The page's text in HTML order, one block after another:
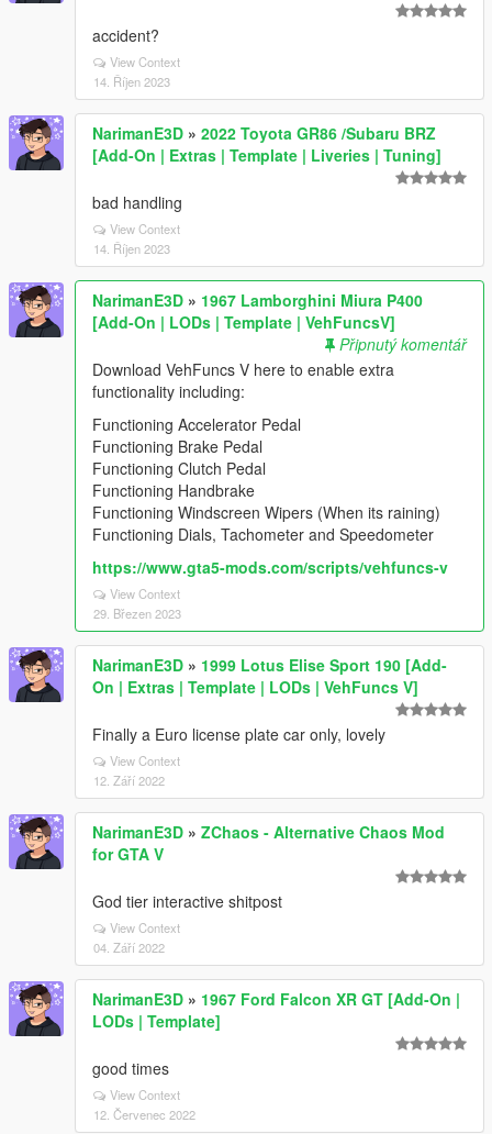
accident?
View Context
14. Říjen 2023
NarimanE3D » 2022 Toyota GR86 /Subaru BRZ
[Add-On | Extras | Template | Liveries | Tuning]
bad handling
View Context
14. Říjen 2023
NarimanE3D » 1967 Lamborghini Miura P400
[Add-On | LODs | Template | VehFuncsV]
Připnutý komentář
Download VehFuncs V here to enable extra
functionality including:
Functioning Accelerator Pedal
Functioning Brake Pedal
Functioning Clutch Pedal
Functioning Handbrake
Functioning Windscreen Wipers (When its raining)
Functioning Dials, Tachometer and Speedometer
https://www.gta5-mods.com/scripts/vehfuncs-v
View Context
29. Březen 2023
NarimanE3D » 1999 Lotus Elise Sport 190 [Add-
On | Extras | Template | LODs | VehFuncs V]
Finally a Euro license plate car only, lovely
View Context
12. Září 2022
NarimanE3D » ZChaos - Alternative Chaos Mod
for GTA V
God tier interactive shitpost
View Context
04. Září 2022
NarimanE3D » 1967 Ford Falcon XR GT [Add-On |
LODs | Template]
good times
View Context
12. Červenec 2022